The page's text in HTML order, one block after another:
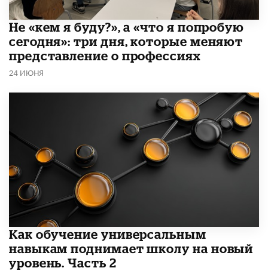
Не «кем я буду?», а «что я попробую
сегодня»: три дня, которые меняют
представление о профессиях
24 ИЮНЯ
​Как обучение универсальным
навыкам поднимает школу на новый
уровень. Часть 2